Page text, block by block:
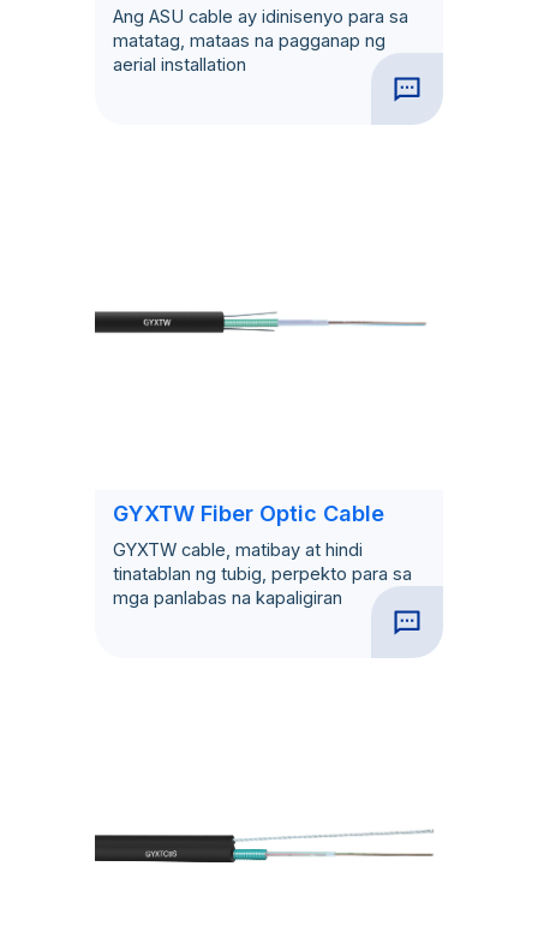
Ang ASU cable ay idinisenyo para sa
matatag, mataas na pagganap ng
aerial installation
GYXTW Fiber Optic Cable
GYXTW cable, matibay at hindi
tinatablan ng tubig, perpekto para sa
mga panlabas na kapaligiran